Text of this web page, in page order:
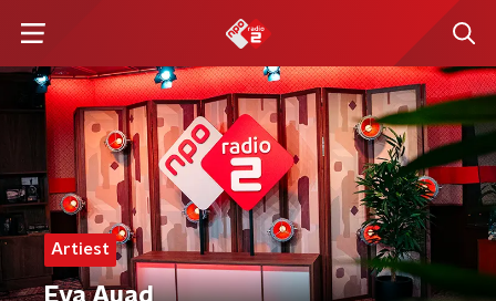
Artiest
Eva Auad